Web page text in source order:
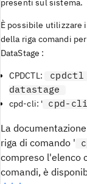
presenti sul sistema.
È possibile utilizzare
della riga comandi
DataStage :
CPDCTL: cpdctl
datastage
cpd-cli: ' cpd-
La
riga di comando '
compreso l'elenco
comandi, è